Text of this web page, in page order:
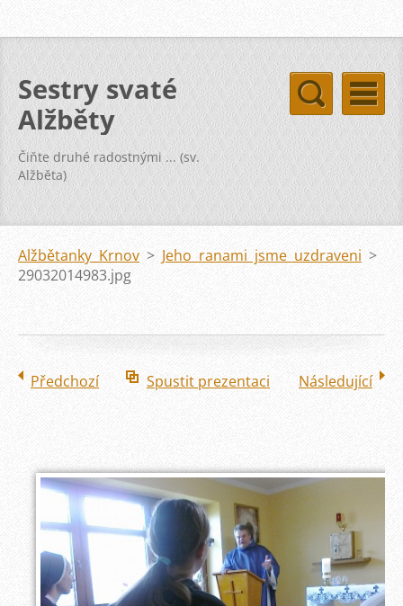
Sestry svaté
Alžběty
Čiňte druhé radostnými ... (sv.
Alžběta)
Alžbětanky Krnov > Jeho ranami jsme uzdraveni >
29032014983.jpg
Předchozí Spustit prezentaci Následující